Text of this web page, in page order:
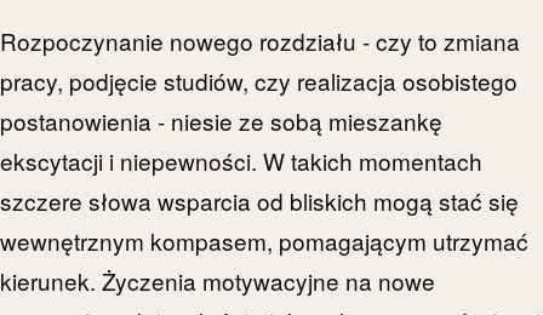
Rozpoczynanie nowego rozdziału - czy to zmiana
pracy, podjęcie studiów, czy realizacja osobistego
postanowienia - niesie ze sobą mieszankę
ekscytacji i niepewności. W takich momentach
szczere słowa wsparcia od bliskich mogą stać się
wewnętrznym kompasem, pomagającym utrzymać
kierunek. Życzenia motywacyjne na nowe